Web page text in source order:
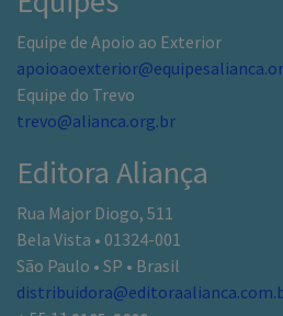
trevo@alianca.org.br
Editora Aliança
Rua Major Diogo, 511
Bela Vista • 01324-001
São Paulo • SP • Brasil
distribuidora@editoraalianca.com.br
+ 55 112105-2600
Contador de Visitas